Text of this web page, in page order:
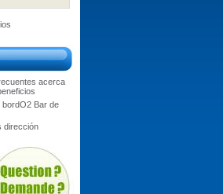
acerca
Bar de
dirección